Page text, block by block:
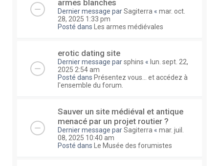
armes blanches
Dernier message parSagiterra « mar. oct.
28, 2025 1:33 pm
Posté dans
Les armes médiévales
erotic dating site
Dernier message parsphins « lun. sept. 22,
2025 2:54 am
Posté dans Présentez vous... et accédez à
l'ensemble du forum.
Sauver un site médiéval et antique
menacé par un projet routier ?
Dernier message parSagiterra « mar. juil.
08, 2025 10:40 am
Posté dans
Le Musée des forumistes